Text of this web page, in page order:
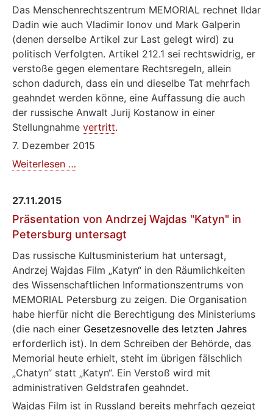
Das Menschenrechtszentrum MEMORIAL rechnet Ildar
Dadin wie auch Vladimir Ionov und Mark Galperin
(denen derselbe Artikel zur Last gelegt wird) zu
politisch Verfolgten. Artikel 212.1 sei rechtswidrig, er
verstoße gegen elementare Rechtsregeln, allein
schon dadurch, dass ein und dieselbe Tat mehrfach
geahndet werden könne, eine Auffassung die auch
der russische Anwalt Jurij Kostanow in einer
Stellungnahme vertritt.
7. Dezember 2015
Weiterlesen …
27.11.2015
Präsentation von Andrzej Wajdas "Katyn" in
Petersburg untersagt
Das russische Kultusministerium hat untersagt,
Andrzej Wajdas Film „Katyn“ in den Räumlichkeiten
des Wissenschaftlichen Informationszentrums von
MEMORIAL Petersburg zu zeigen. Die Organisation
habe hierfür nicht die Berechtigung des Ministeriums
(die nach einer Gesetzesnovelle des letzten Jahres
erforderlich ist). In dem Schreiben der Behörde, das
Memorial heute erhielt, steht im übrigen fälschlich
„Chatyn“ statt „Katyn“. Ein Verstoß wird mit
administrativen Geldstrafen geahndet.
Wajdas Film ist in Russland bereits mehrfach gezeigt